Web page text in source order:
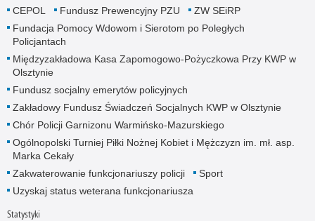
CEPOL
Fundusz Prewencyjny PZU
ZW SEiRP
Fundacja Pomocy Wdowom i Sierotom po Poległych
Policjantach
Międzyzakładowa Kasa Zapomogowo-Pożyczkowa Przy KWP w
Olsztynie
Fundusz socjalny emerytów policyjnych
Zakładowy Fundusz Świadczeń Socjalnych KWP w Olsztynie
Chór Policji Garnizonu Warmińsko-Mazurskiego
Ogólnopolski Turniej Piłki Nożnej Kobiet i Mężczyzn im. mł. asp.
Marka Cekały
Zakwaterowanie funkcjonariuszy policji
Sport
Uzyskaj status weterana funkcjonariusza
Statystyki